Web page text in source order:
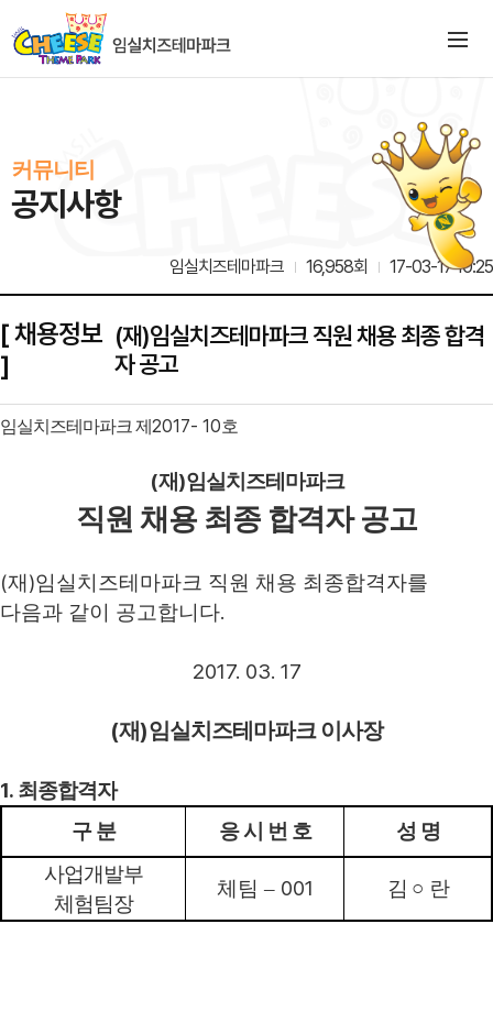
커뮤니티
공지사항
임실치즈테마파크 16,958회 17-03-17 10:25
[ 채용정보
]
(재)임실치즈테마파크 직원 채용 최종 합격
자 공고
임실치즈테마파크 제 2017- 10호
(재)임실치즈테마파크
직원 채용 최종 합격자 공고
(재 )임실치즈테마파크 직원 채용 최종합격자를
다음과 같이 공고합니다.
2017. 03. 17
(재)임실치즈테마파크 이사장
1. 최종합격자
구 분
응 시 번 호
성 명
사업개발부
체험팀장
체팀– 001 김 ○ 란